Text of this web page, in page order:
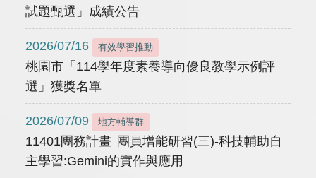
試題甄選」成績公告
2026/07/16 有效學習推動
桃園市「114學年度素養導向優良教學示例評
選」獲獎名單
2026/07/09 地方輔導群
11401團務計畫 團員增能研習(三)-科技輔助自
主學習:Gemini的實作與應用